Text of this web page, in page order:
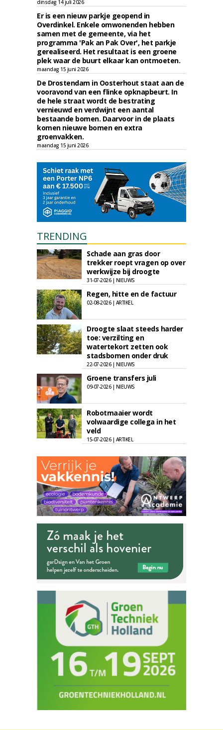
dinsdag 14 juli 2026
Er is een nieuw parkje geopend in
Overdinkel. Enkele omwonenden hebben
samen met de gemeente, via het
programma 'Pak an Pak Over', het parkje
gerealiseerd. Het resultaat is een groene
plek waar de buurt elkaar kan ontmoeten.
maandag 15 juni 2026
De Drostendam in Oosterhout staat aan de
vooravond van een flinke opknapbeurt. In
de hele straat wordt de bestrating
vernieuwd en verdwijnt een aantal
bestaande bomen. Daarvoor in de plaats
komen nieuwe bomen en extra
groenvakken.
maandag 15 juni 2026
TRENDING
Schade aan gras door
trekker roept vragen op over
werkwijze bij droogte
31-07-2026 | NIEUWS
Regen, hitte en de factuur
02-08-2026 | ARTIKEL
Droogte slaat steeds harder
toe: verzilting en
watertekort zetten ook
stadsbomen onder druk
22-07-2026 | NIEUWS
Groene transfers juli
09-07-2026 | NIEUWS
Robotmaaier wordt
volwaardige collega in het
veld
15-07-2026 | ARTIKEL